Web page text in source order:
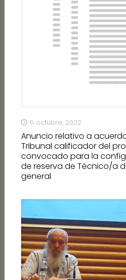
6 octubre, 2022
Anuncio relativo a
Tribunal calificador del
convocado para la
de reserva de Técnico/a
general